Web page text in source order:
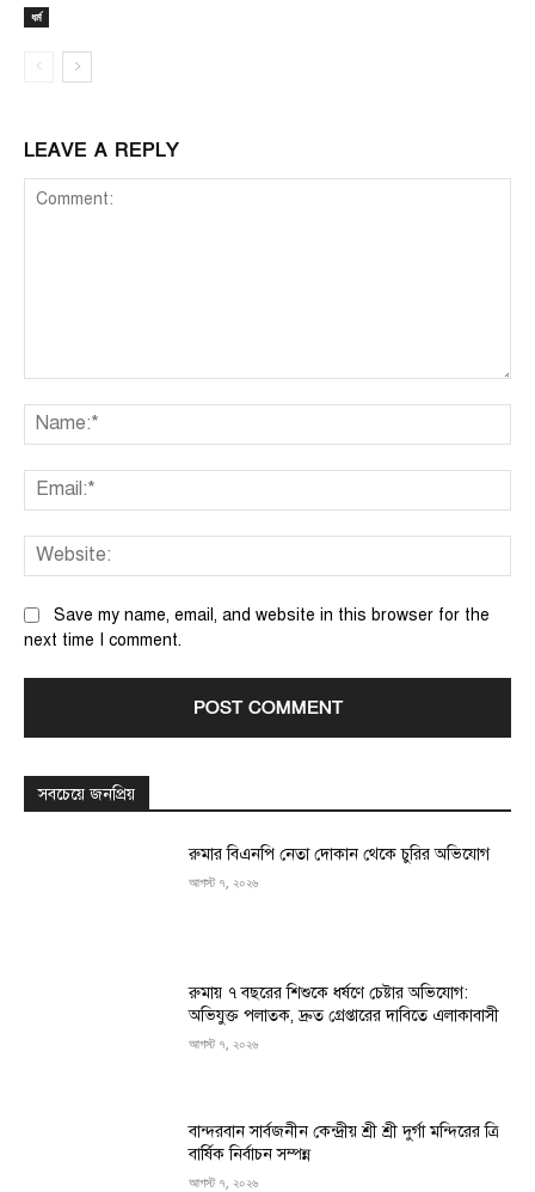
ধর্ম
LEAVE A REPLY
Save my name, email, and website in this browser for the
next time I comment.
সবচেয়ে জনপ্রিয়
রুমার বিএনপি নেতা দোকান থেকে চুরির অভিযোগ
আগস্ট ৭, ২০২৬
রুমায় ৭ বছরের শিশুকে ধর্ষণে চেষ্টার অভিযোগ:
অভিযুক্ত পলাতক, দ্রুত গ্রেপ্তারের দাবিতে এলাকাবাসী
আগস্ট ৭, ২০২৬
বান্দরবান সার্বজনীন কেন্দ্রীয় শ্রী শ্রী দুর্গা মন্দিরের ত্রি
বার্ষিক নির্বাচন সম্পন্ন
আগস্ট ৭, ২০২৬